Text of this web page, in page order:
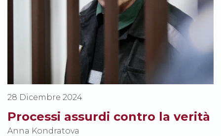
28 Dicembre 2024
Processi assurdi contro la verità
Anna Kondratova